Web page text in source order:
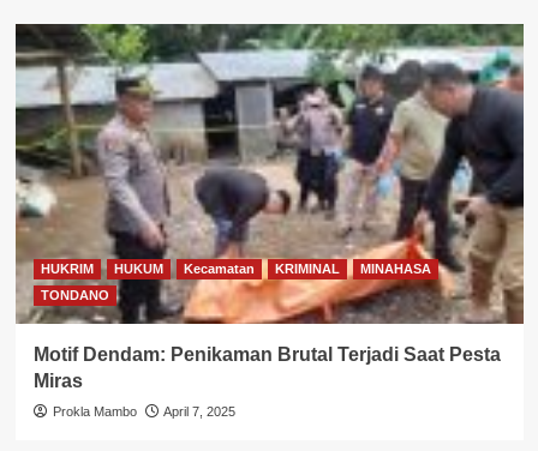
HUKRIM HUKUM Kecamatan KRIMINAL
MINAHASA
TONDANO
Motif Dendam: Penikaman Brutal Terjadi Saat Pesta
Miras
Prokla Mambo April 7, 2025